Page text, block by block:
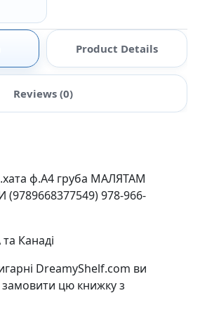
Product Details
Reviews (0)
ф.А4 груба МАЛЯТАМ
(9789668377549)978-966-
Канаді
DreamyShelf.com ви
цю книжку з